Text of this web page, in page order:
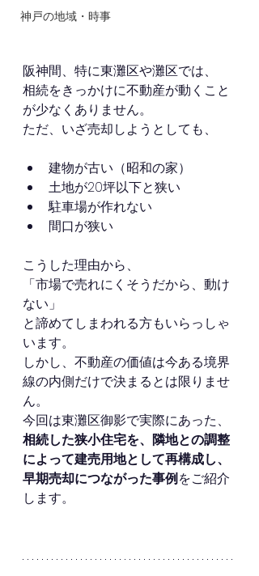
神戸の地域・時事
阪神間、特に東灘区や灘区では、
相続をきっかけに不動産が動くこと
が少なくありません。
ただ、いざ売却しようとしても、
建物が古い（昭和の家）
土地が20坪以下と狭い
駐車場が作れない
間口が狭い
こうした理由から、
「市場で売れにくそうだから、動け
ない」
と諦めてしまわれる方もいらっしゃ
います。
しかし、不動産の価値は今ある境界
線の内側だけで決まるとは限りませ
ん。
今回は東灘区御影で実際にあった、
相続した狭小住宅を、隣地との調整
によって建売用地として再構成し、
早期売却につながった事例をご紹介
します。